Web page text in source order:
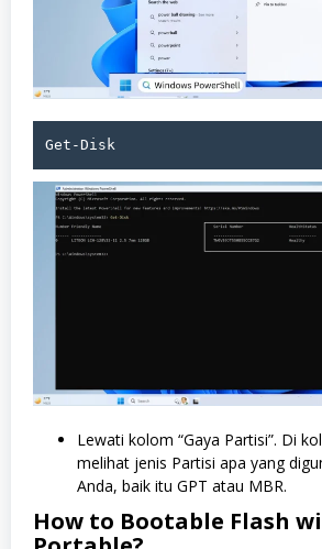
Get-Disk
Lewati kolom “Gaya Partisi”. Di
melihat jenis Partisi apa yang
Anda, baik itu GPT atau MBR.
How to Bootable Flash